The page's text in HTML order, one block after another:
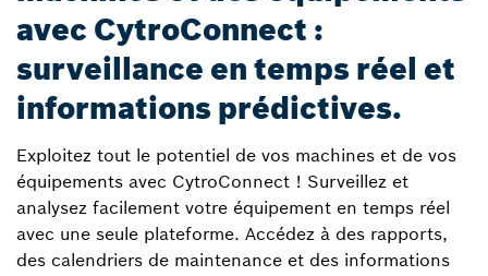
avec CytroConnect :
surveillance en temps réel et
informations prédictives.
Exploitez tout le potentiel de vos machines et de vos
équipements avec CytroConnect ! Surveillez et
analysez facilement votre équipement en temps réel
avec une seule plateforme. Accédez à des rapports,
des calendriers de maintenance et des informations